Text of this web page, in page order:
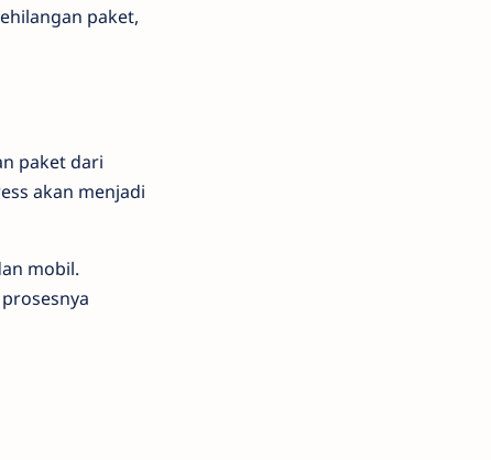
paket,
paket dari
akan menjadi
mobil.